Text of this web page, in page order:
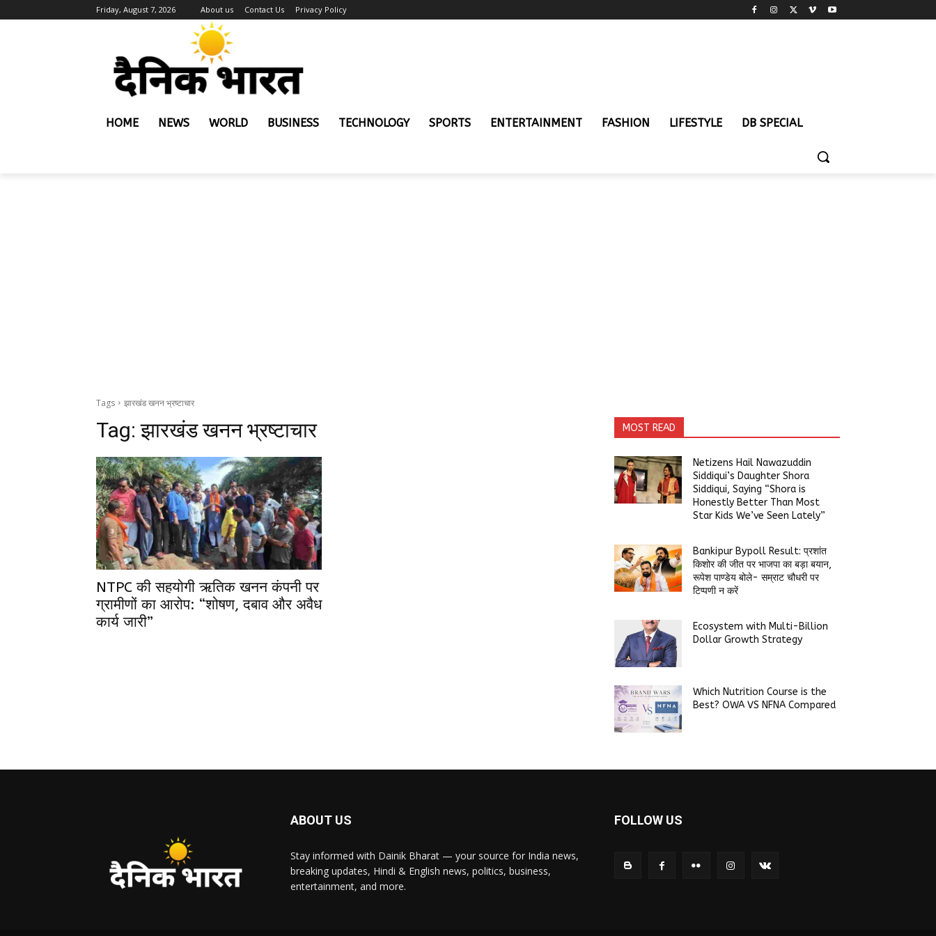
Friday, August 7, 2026 About us Contact Us Privacy Policy
HOME NEWS WORLD BUSINESS TECHNOLOGY SPORTS ENTERTAINMENT FASHION LIFESTYLE DB SPECIAL
Tags झारखंड खनन भ्रष्टाचार
Tag:झारखंड खनन भ्रष्टाचार
NTPC की सहयोगी ऋतिक खनन कंपनी पर
ग्रामीणों का आरोप: “शोषण, दबाव और अवैध
कार्य जारी”
MOST READ
Netizens Hail Nawazuddin
Siddiqui’s Daughter Shora
Siddiqui, Saying “Shora is
Honestly Better Than Most
Star Kids We’ve Seen Lately”
Bankipur Bypoll Result: प्रशांत
किशोर की जीत पर भाजपा का बड़ा बयान,
रूपेश पाण्डेय बोले- सम्राट चौधरी पर
टिप्पणी न करें
Ecosystem with Multi-Billion
Dollar Growth Strategy
Which Nutrition Course is the
Best? OWA VS NFNA Compared
ABOUT US
Stay informed with Dainik Bharat — your source for India news,
breaking updates, Hindi & English news, politics, business,
entertainment, and more.
FOLLOW US